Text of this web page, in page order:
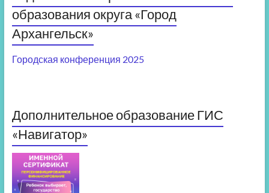
образования округа «Город
Архангельск»
Городская конференция 2025
Дополнительное образование ГИС
«Навигатор»